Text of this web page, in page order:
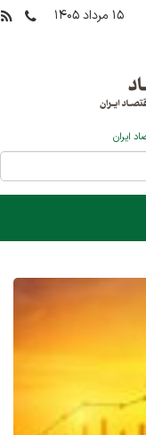
۱۵ مرداد ۱۴۰۵
ایران